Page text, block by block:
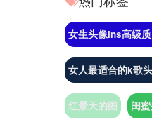
女生头像ins高级
女人最适合的k歌
红景天的图 闺